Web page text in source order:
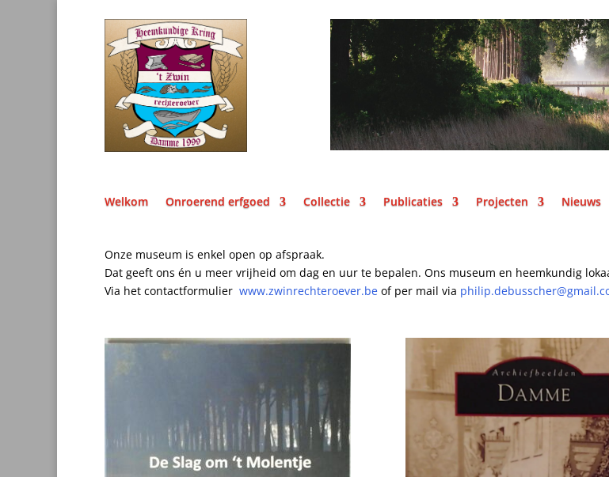
Welkom Onroerend erfgoed Collectie Publicaties Projecten Nieuws
Onze museum is enkel open op afspraak.
Dat geeft ons én u meer vrijheid om dag en uur te bepalen. Ons museum en heemkundig
Via het contactformulier www.zwinrechteroever.be of per mail via